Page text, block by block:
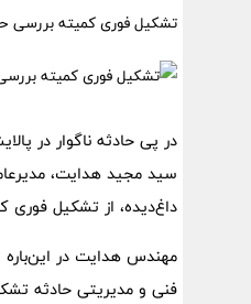
تشکیل فوری کمیته بررسی
سید مجید هدایت،
داغ‌دیده، از تشکیل
مهندس هدایت در این‌باره
فنی و مدیریتی حادثه